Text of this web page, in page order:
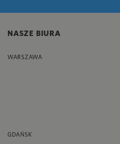
NASZE BIURA
WARSZAWA
GDAŃSK